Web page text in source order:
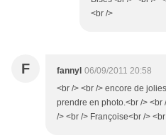
<br />
F fannyl 06/09/2011 20:58
<br /> <br /> encore de
prendre en photo.<br /> <br
/> <br /> Françoise<br />